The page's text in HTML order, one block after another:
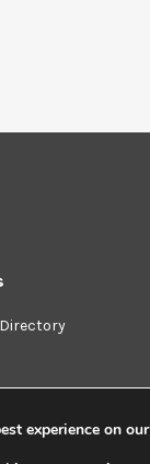
experience on our